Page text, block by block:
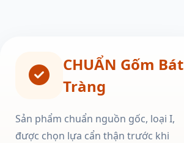
CHUẨN Gốm Bát
Tràng
Sản phẩm chuẩn nguồn gốc, loại I,
được chọn lựa cẩn thận trước khi